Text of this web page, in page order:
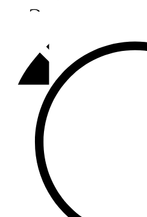
Әлмәт
92,9 FM
Базарлы матак
107,1 FM
Балык бистәсе
104,9 FM
Баулы
107,5 FM